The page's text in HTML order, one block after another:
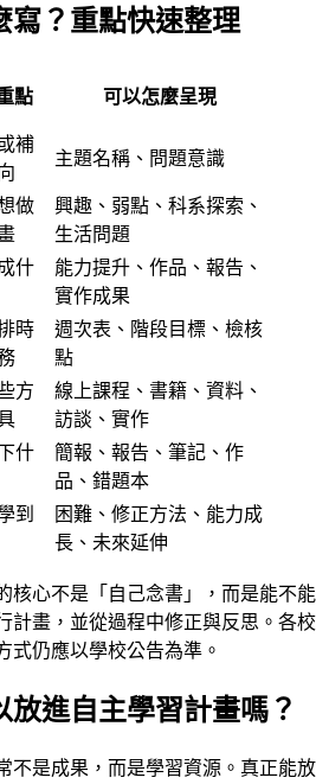
寫？重點快速整理
點 可以怎麼呈現
補
主題名稱、問題意識
做
興趣、弱點、科系探索、
生活問題
什
能力提升、作品、報告、
實作成果
時
週次表、階段目標、檢核
點
方
線上課程、書籍、資料、
訪談、實作
什
簡報、報告、筆記、作
品、錯題本
到
困難、修正方法、能力成
長、未來延伸
核心不是「自己念書」，而是能不能
計畫，並從過程中修正與反思。各校
式仍應以學校公告為準。
放進自主學習計畫嗎？
不是成果，而是學習資源。真正能放